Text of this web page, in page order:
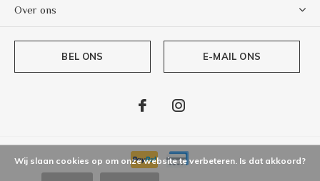
Over ons
BEL ONS E-MAIL ONS
Wij slaan cookies op om onze website te verbeteren. Is dat akkoord?